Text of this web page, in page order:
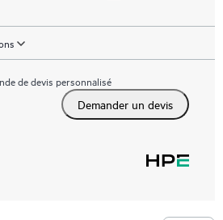
de devis personnalisé
Demander un devis